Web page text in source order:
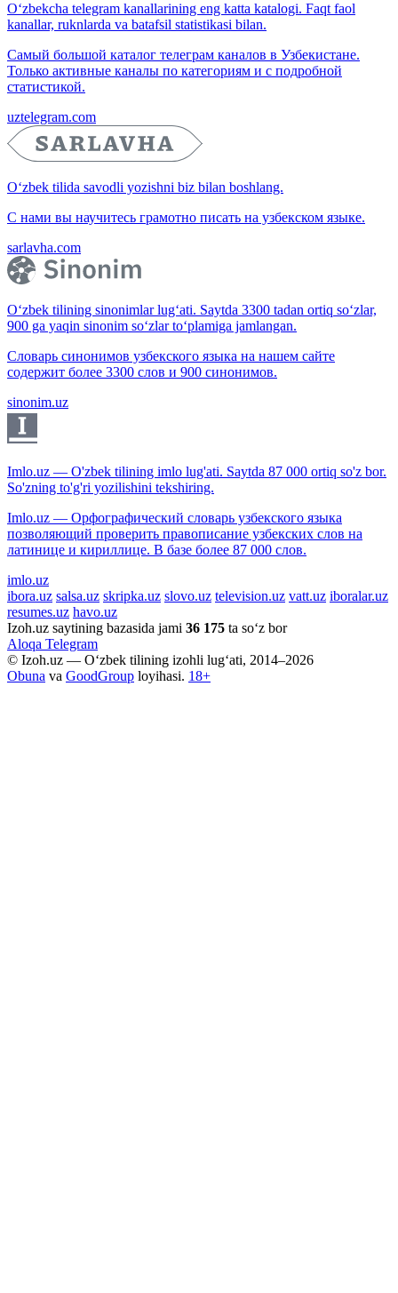
O‘zbekcha telegram kanallarining eng katta katalogi. Faqt faol
kanallar, ruknlarda va batafsil statistikasi bilan.
Самый большой каталог телеграм каналов в Узбекистане.
Только активные каналы по категориям и с подробной
статистикой.
uztelegram.com
O‘zbek tilida savodli yozishni biz bilan boshlang.
С нами вы научитесь грамотно писать на узбекском языке.
sarlavha.com
O‘zbek tilining sinonimlar lug‘ati. Saytda 3300 tadan ortiq so‘zlar,
900 ga yaqin sinonim so‘zlar to‘plamiga jamlangan.
Словарь синонимов узбекского языка на нашем сайте
содержит более 3300 слов и 900 синонимов.
sinonim.uz
Imlo.uz — O'zbek tilining imlo lug'ati. Saytda 87 000 ortiq so'z bor.
So'zning to'g'ri yozilishini tekshiring.
Imlo.uz — Орфографический словарь узбекского языка
позволяющий проверить правописание узбекских слов на
латинице и кириллице. В базе более 87 000 слов.
imlo.uz
ibora.uz salsa.uz skripka.uz slovo.uz television.uz vatt.uz iboralar.uz
resumes.uz havo.uz
Izoh.uz saytining bazasida jami 36 175 ta so‘z bor
Aloqa Telegram
© Izoh.uz — O‘zbek tilining izohli lug‘ati, 2014–2026
Obuna va GoodGroup loyihasi. 18+